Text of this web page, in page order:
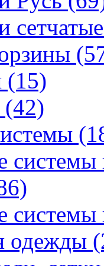
(15)
системы
одежды